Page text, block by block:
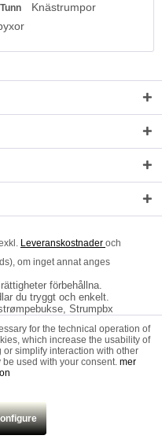
Knästrumpor
Leveranskostnader och
om inget annat anges
förbehållna.
du tryggt och enkelt.
Strumpbx
for the technical operation of
which increase the usability of
simplify interaction with other
used with your consent. mer